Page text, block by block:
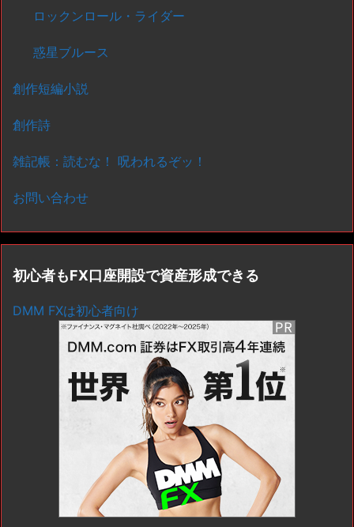
ロックンロール・ライダー
惑星ブルース
創作短編小説
創作詩
雑記帳：読むな！ 呪われるぞッ！
お問い合わせ
初心者もFX口座開設で資産形成できる
DMM FXは初心者向け